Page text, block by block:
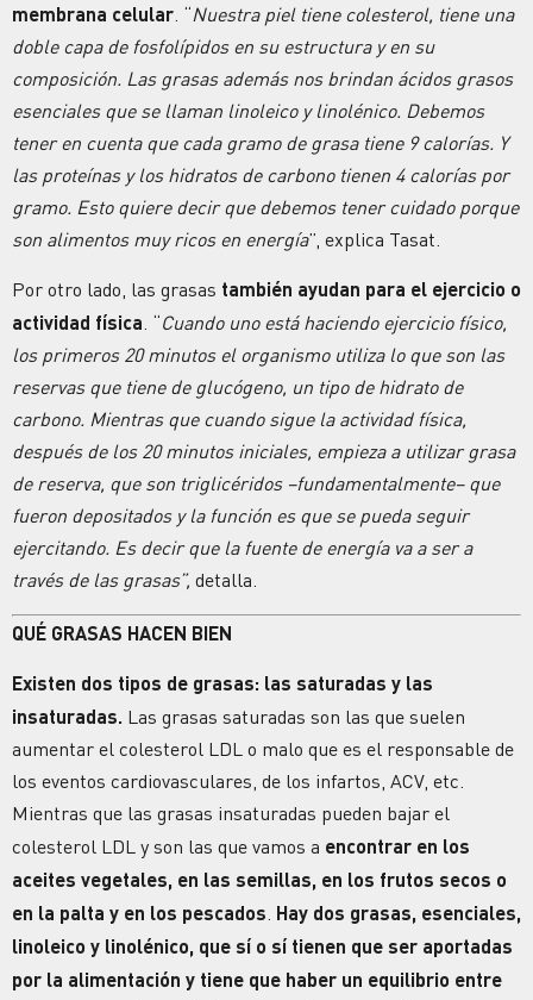
membrana celular . “Nuestra piel tiene colesterol, tiene una
doble capa de fosfolípidos en su estructura y en su
composición. Las grasas además nos brindan ácidos grasos
esenciales que se llaman linoleico y linolénico. Debemos
tener en cuenta que cada gramo de grasa tiene 9 calorías. Y
las proteínas y los hidratos de carbono tienen 4 calorías por
gramo. Esto quiere decir que debemos tener cuidado porque
son alimentos muy ricos en energía”, explica Tasat.
Por otro lado, las grasas también ayudan para el ejercicio o
actividad física. “Cuando uno está haciendo ejercicio físico,
los primeros 20 minutos el organismo utiliza lo que son las
reservas que tiene de glucógeno, un tipo de hidrato de
carbono. Mientras que cuando sigue la actividad física,
después de los 20 minutos iniciales, empieza a utilizar grasa
de reserva, que son triglicéridos –fundamentalmente– que
fueron depositados y la función es que se pueda seguir
ejercitando. Es decir que la fuente de energía va a ser a
través de las grasas”, detalla.
QUÉ GRASAS HACEN BIEN
Existen dos tipos de grasas: las saturadas y las
insaturadas. Las grasas saturadas son las que suelen
aumentar el colesterol LDL o malo que es el responsable de
los eventos cardiovasculares, de los infartos, ACV, etc.
Mientras que las grasas insaturadas pueden bajar el
colesterol LDL y son las que vamos a encontrar en los
aceites vegetales, en las semillas, en los frutos secos o
en la palta y en los pescados. Hay dos grasas, esenciales,
linoleico y linolénico, que sí o sí tienen que ser aportadas
por la alimentación y tiene que haber un equilibrio entre